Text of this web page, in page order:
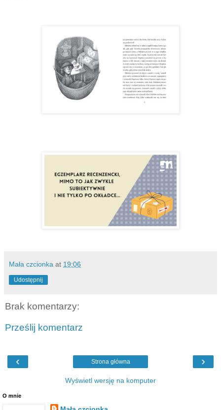
Mała czcionka at 19:06
Udostępnij
Brak komentarzy:
Prześlij komentarz
‹ ›
Strona główna
Wyświetl wersję na komputer
O mnie